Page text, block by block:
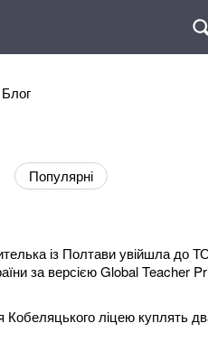
Блог
Популярні
із Полтави увійшла до
за версією Global Teacher
Кобеляцького ліцею куплять